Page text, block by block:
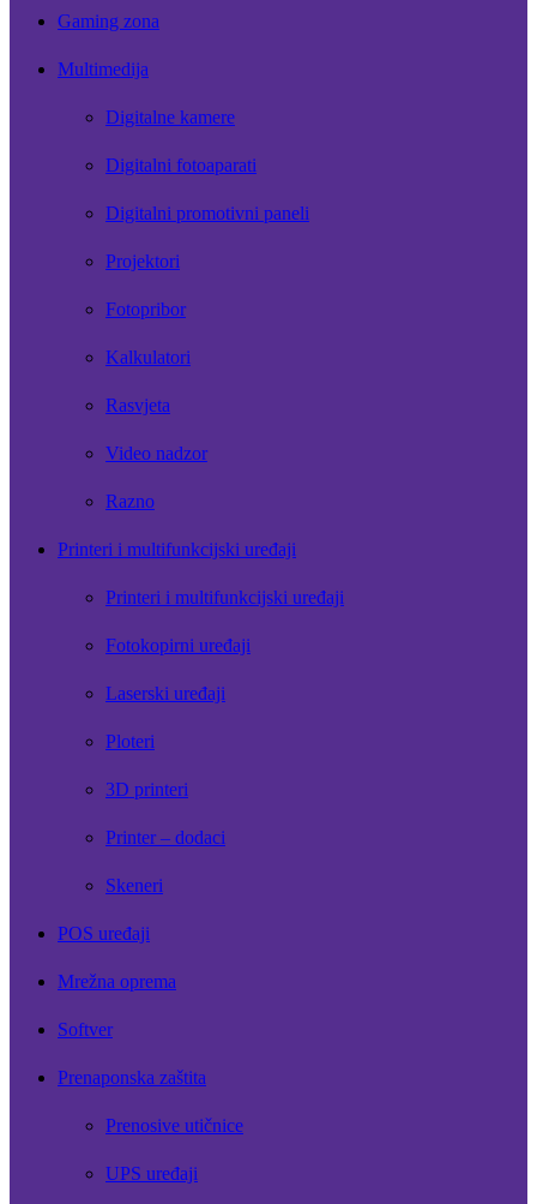
Gaming zona
Multimedija
Digitalne kamere
Digitalni fotoaparati
Digitalni promotivni paneli
Projektori
Fotopribor
Kalkulatori
Rasvjeta
Video nadzor
Razno
Printeri i multifunkcijski uređaji
Printeri i multifunkcijski uređaji
Fotokopirni uređaji
Laserski uređaji
Ploteri
3D printeri
Printer – dodaci
Skeneri
POS uređaji
Mrežna oprema
Softver
Prenaponska zaštita
Prenosive utičnice
UPS uređaji